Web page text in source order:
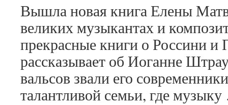
Вышла новая книга Елены
великих музыкантах и
прекрасные книги о Россини и
рассказывает об Иоганне
вальсов звали его
талантливой семьи, где